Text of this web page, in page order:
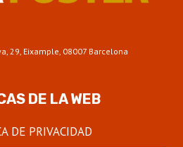
29, Eixample, 08007 Barcelona
DE LA WEB
DE PRIVACIDAD